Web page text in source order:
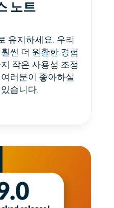
노트
유지하세요. 우리
씬 더 원활한 경험
작은 사용성 조정
러분이 좋아하실
습니다.